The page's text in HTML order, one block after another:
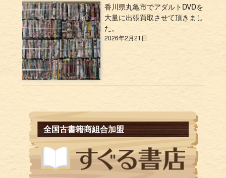
香川県丸亀市でアダルトDVDを
大量に出張買取させて頂きまし
た。
2026年2月21日
全国古書籍商組合加盟